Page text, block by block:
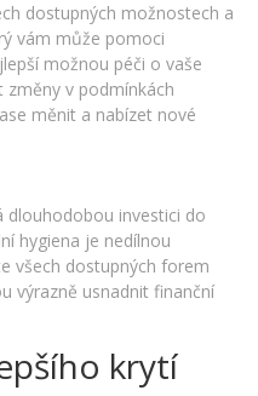
dostupných možnostech a
vám může pomoci
možnou péči o vaše
změny v podmínkách
měnit a nabízet nové
dlouhodobou investici do
hygiena je nedílnou
všech dostupných forem
výrazně usnadnit finanční
krytí